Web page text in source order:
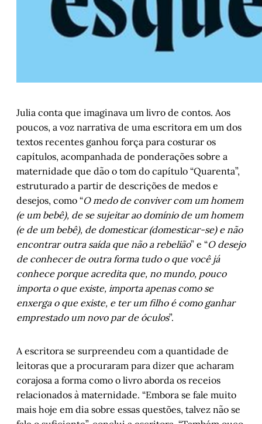
Julia conta que imaginava um livro de contos. Aos
poucos, a voz narrativa de uma escritora em um dos
textos recentes ganhou força para costurar os
capítulos, acompanhada de ponderações sobre a
maternidade que dão o tom do capítulo “Quarenta”,
estruturado a partir de descrições de medos e
desejos, como “O medo de conviver com um homem
(e um bebê), de se sujeitar ao domínio de um homem
(e de um bebê), de domesticar (domesticar-se) e não
encontrar outra saída que não a rebelião” e “O desejo
de conhecer de outra forma tudo o que você já
conhece porque acredita que, no mundo, pouco
importa o que existe, importa apenas como se
enxerga o que existe, e ter um filho é como ganhar
emprestado um novo par de óculos”.
A escritora se surpreendeu com a quantidade de
leitoras que a procuraram para dizer que acharam
corajosa a forma como o livro aborda os receios
relacionados à maternidade. “Embora se fale muito
mais hoje em dia sobre essas questões, talvez não se